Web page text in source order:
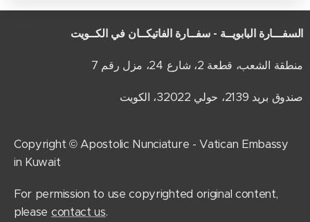
السفـــارة البابويــة - سفــارة الفاتيكــان في الكــويت
منطقة الشعب، قطعة 2، شارع 24، مزل رقم 7
صندوق بريد 2139، حولي 32022، الكويت
Copyright © Apostolic Nunciature - Vatican Embassy
in Kuwait
For permission to use copyrighted original content,
please contact us.